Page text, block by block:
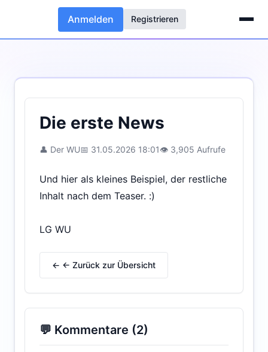
Anmelden Registrieren
Die erste News
👤 Der WU📅 31.05.2026 18:01👁 3,905 Aufrufe
Und hier als kleines Beispiel, der restliche
Inhalt nach dem Teaser. :)
LG WU
← ← Zurück zur Übersicht
💬 Kommentare (2)